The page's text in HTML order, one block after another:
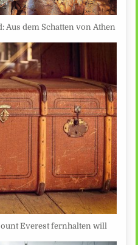
dem Schatten von Athen
Everest fernhalten will